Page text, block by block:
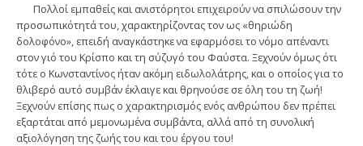
Πολλοί εμπαθείς και ανιστόρητοι επιχειρούν να σπιλώσουν την
προσωπικότητά του, χαρακτηρίζοντας τον ως «θηριώδη
δολοφόνο», επειδή αναγκάστηκε να εφαρμόσει το νόμο απέναντι
στον γιό του Κρίσπο και τη σύζυγό του Φαύστα. Ξεχνούν όμως ότι
τότε ο Κωνσταντίνος ήταν ακόμη ειδωλολάτρης, και ο οποίος για το
θλιβερό αυτό συμβάν έκλαιγε και θρηνούσε σε όλη του τη ζωή!
Ξεχνούν επίσης πως ο χαρακτηρισμός ενός ανθρώπου δεν πρέπει
εξαρτάται από μεμονωμένα συμβάντα, αλλά από τη συνολική
αξιολόγηση της ζωής του και του έργου του!